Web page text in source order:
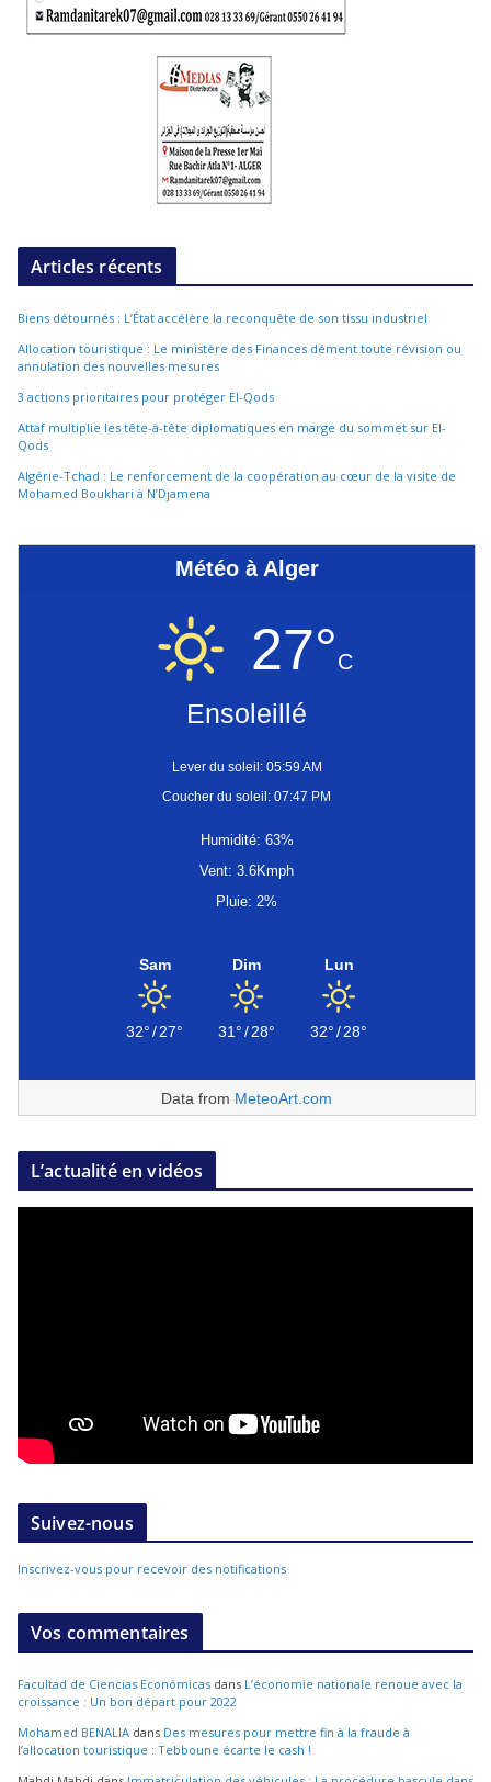
Articles récents
Biens détournés : L’État accélère la reconquête de son tissu industriel
Allocation touristique : Le ministère des Finances dément toute révision ou
annulation des nouvelles mesures
3 actions prioritaires pour protéger El-Qods
Attaf multiplie les tête-à-tête diplomatiques en marge du sommet sur El-
Qods
Algérie-Tchad : Le renforcement de la coopération au cœur de la visite de
Mohamed Boukhari à N’Djamena
Météo à Alger
27°C
Ensoleillé
Lever du soleil: 05:59 AM
Coucher du soleil: 07:47 PM
Humidité: 63%
Vent: 3.6Kmph
Pluie: 2%
Sam
32°/27°
Dim
31°/28°
Lun
32°/28°
Data from MeteoArt.com
L’actualité en vidéos
Suivez-nous
Inscrivez-vous pour recevoir des notifications
Vos commentaires
Facultad de Ciencias Económicas dans L’économie nationale renoue avec la
croissance : Un bon départ pour 2022
Mohamed BENALIA dans Des mesures pour mettre fin à la fraude à
l’allocation touristique : Tebboune écarte le cash !